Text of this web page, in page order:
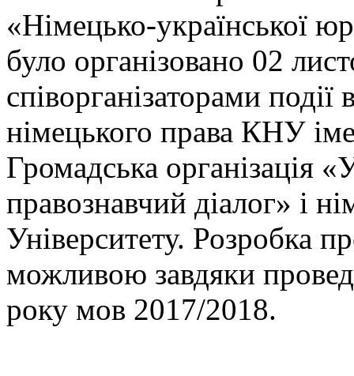
«Німецько-української
було організовано 02
співорганізаторами
німецького права КНУ
Громадська організація
правознавчий діалог» і
Університету. Розробка
можливою завдяки
року мов 2017/2018.